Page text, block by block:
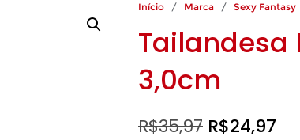
Início / Marca / Sexy Fantasy
Tailandesa
3,0cm
R$35,97 O
R$24,97